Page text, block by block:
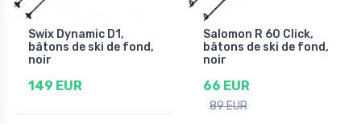
Swix Dynamic D1,
bâtons de ski de fond,
noir
149 EUR
Salomon R 60 Click,
bâtons de ski de fond,
noir
66 EUR
89 EUR